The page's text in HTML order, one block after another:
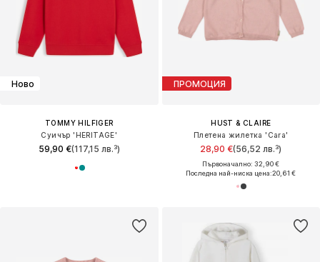
Ново
TOMMY HILFIGER
Суичър 'HERITAGE'
59,90 €(117,15 лв.³)
ПРОМОЦИЯ
HUST & CLAIRE
Плетена жилетка 'Cara'
28,90 €(56,52 лв.³)
Първоначално: 32,90 €
Последна най-ниска цена:20,61 €